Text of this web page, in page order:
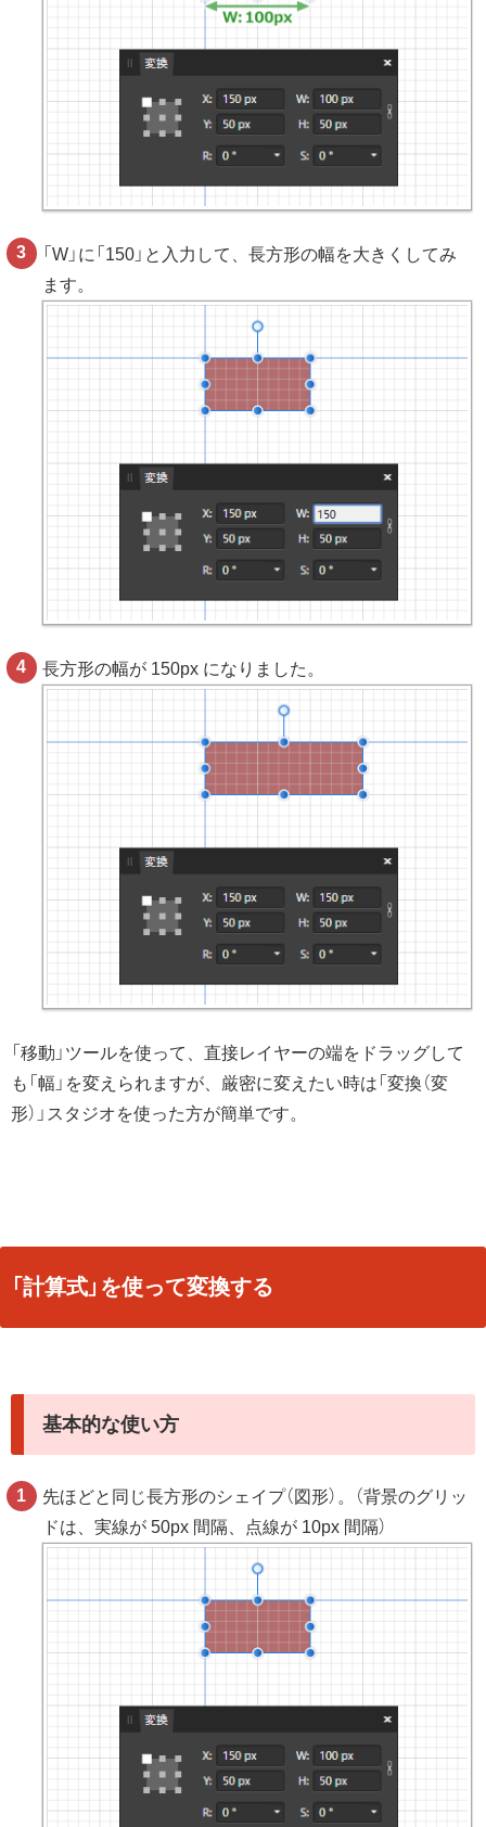
「W」に「150」と入力して、長方形の幅を大きくしてみ
ます。
長方形の幅が 150px になりました。
「移動」ツールを使って、直接レイヤーの端をドラッグして
も「幅」を変えられますが、厳密に変えたい時は「変換（変
形）」スタジオを使った方が簡単です。
「計算式」を使って変換する
基本的な使い方
先ほどと同じ長方形のシェイプ（図形）。（背景のグリッ
ドは、実線が 50px 間隔、点線が 10px 間隔）